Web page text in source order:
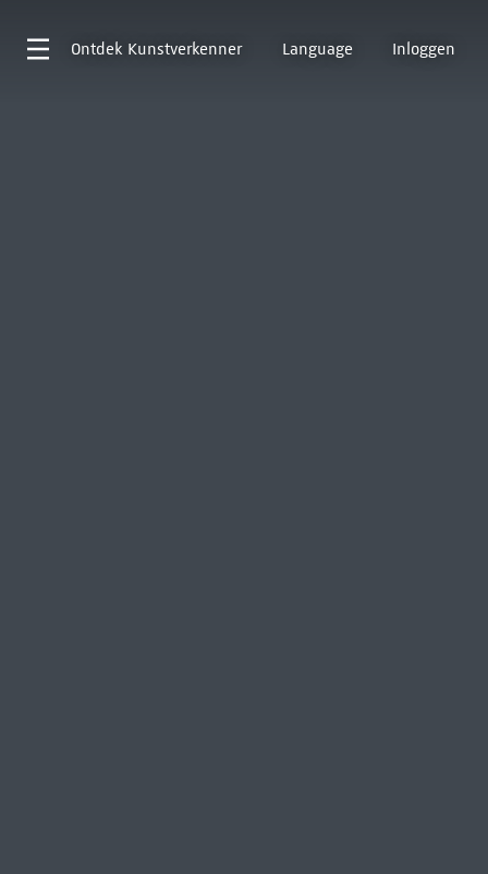
Ontdek Kunstverkenner Language Inloggen